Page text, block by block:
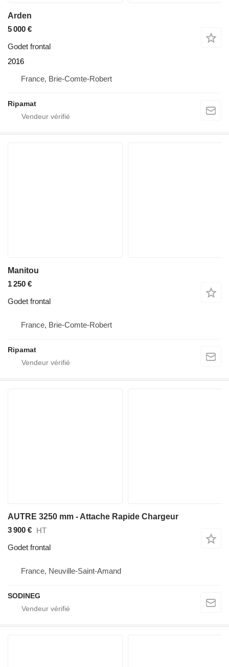
Arden
5 000 €
Godet frontal
2016
France, Brie-Comte-Robert
Ripamat
Manitou
1 250 €
Godet frontal
France, Brie-Comte-Robert
Ripamat
AUTRE 3250 mm - Attache Rapide Chargeur
3 900 € HT
Godet frontal
France, Neuville-Saint-Amand
SODINEG